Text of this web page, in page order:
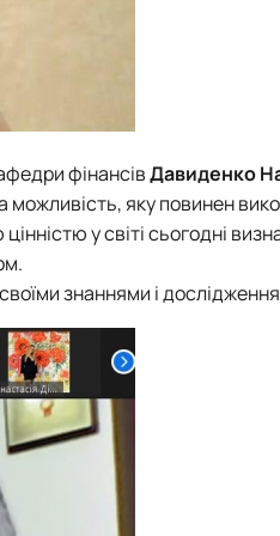
фінансівДавиденко
яку повинен
у світі сьогодні
знаннями і